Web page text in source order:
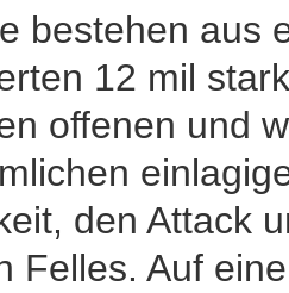
bestehen aus
12 mil
offenen und
den Attack
Felles. Auf